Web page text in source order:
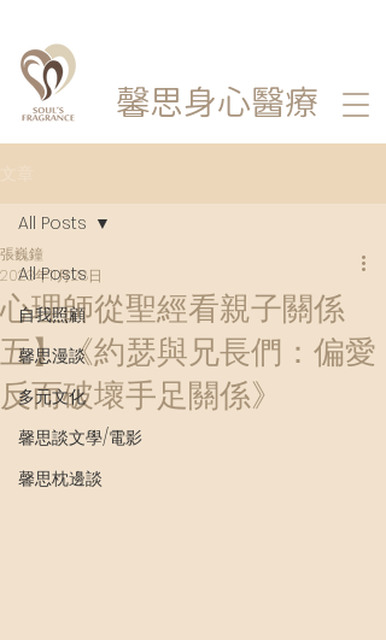
馨思身心醫療
All Posts
自我照顧
馨思漫談
多元文化
馨思談文學/電影
馨思枕邊談
All Posts
心理師從聖經看親子關係
五】《約瑟與兄長們：偏愛
反而破壞手足關係》
張巍鐘
2023年11月28日